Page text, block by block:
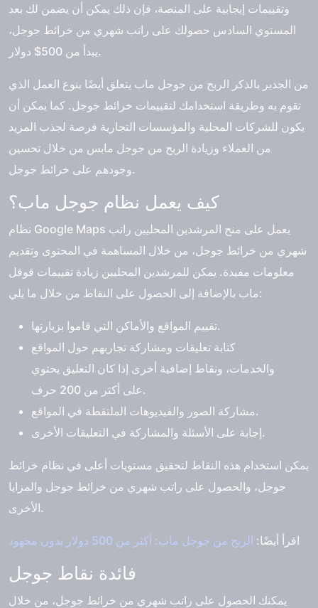
وتقييمات إيجابية على المنصة، فإن ذلك يمكن أن يضمن لك بعد
المستوي السادس حصولك على راتب شهري من خرائط جوجل،
يبدأ من 500$ دولار.
من الجدير بالذكر الربح من جوجل ماب يتعلق أيضًا بنوع العمل الذي
تقوم به وطريقة استخدامك لتقييمات خرائط جوجل. كما يمكن أن
يكون للشركات المحلية والمؤسسات التجارية فرصة لجذب المزيد
من العملاء وزيادة الربح من جوجل مابس من خلال تحسين
وجودهم على خرائط جوجل.
كيف يعمل نظام جوجل ماب؟
نظام Google Maps يعمل على منح المرشدين المحليين راتب
شهري من خرائط جوجل، من خلال المساهمة في المحتوى وتقديم
معلومات مفيدة. يمكن للمرشدين المحليين زيادة تقييمات قوقل
ماب بالإضافة إلى الحصول على النقاط من خلال ما يلي:
تقييم المواقع والأماكن التي قاموا بزيارتها.
كتابة تعليقات ومشاركة تجاربهم حول المواقع
والخدمات، ونقاط إضافية أخرى إذا كان التعليق يحتوي
على أكثر من 200 حرف.
مشاركة الصور والفيديوهات الملتقطة في المواقع.
إجابة على الأسئلة والمشاركة في التعليقات الأخرى.
يمكن استخدام هذه النقاط لتحقيق مستويات أعلى في نظام خرائط
جوجل، والحصول على راتب شهري من خرائط جوجل والمزايا
الأخرى.
اقرأ أيضًا: الربح من جوجل ماب: أكثر من 500 دولار بدون مجهود
فائدة نقاط جوجل
يمكنك الحصول على راتب شهري من خرائط جوجل، من خلال